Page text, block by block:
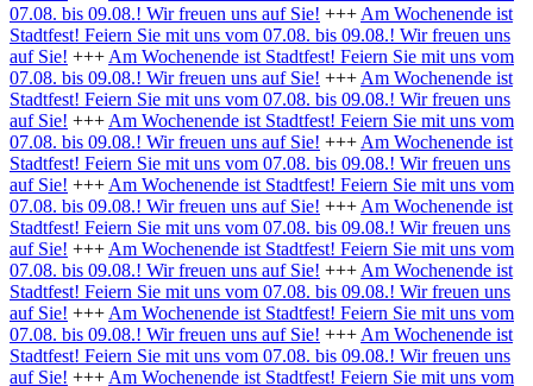
07.08. bis 09.08.! Wir freuen uns auf Sie! +++ Am Wochenende ist
Stadtfest! Feiern Sie mit uns vom 07.08. bis 09.08.! Wir freuen uns
auf Sie! +++ Am Wochenende ist Stadtfest! Feiern Sie mit uns vom
07.08. bis 09.08.! Wir freuen uns auf Sie! +++ Am Wochenende ist
Stadtfest! Feiern Sie mit uns vom 07.08. bis 09.08.! Wir freuen uns
auf Sie! +++ Am Wochenende ist Stadtfest! Feiern Sie mit uns vom
07.08. bis 09.08.! Wir freuen uns auf Sie! +++ Am Wochenende ist
Stadtfest! Feiern Sie mit uns vom 07.08. bis 09.08.! Wir freuen uns
auf Sie! +++ Am Wochenende ist Stadtfest! Feiern Sie mit uns vom
07.08. bis 09.08.! Wir freuen uns auf Sie! +++ Am Wochenende ist
Stadtfest! Feiern Sie mit uns vom 07.08. bis 09.08.! Wir freuen uns
auf Sie! +++ Am Wochenende ist Stadtfest! Feiern Sie mit uns vom
07.08. bis 09.08.! Wir freuen uns auf Sie! +++ Am Wochenende ist
Stadtfest! Feiern Sie mit uns vom 07.08. bis 09.08.! Wir freuen uns
auf Sie! +++ Am Wochenende ist Stadtfest! Feiern Sie mit uns vom
07.08. bis 09.08.! Wir freuen uns auf Sie! +++ Am Wochenende ist
Stadtfest! Feiern Sie mit uns vom 07.08. bis 09.08.! Wir freuen uns
auf Sie! +++ Am Wochenende ist Stadtfest! Feiern Sie mit uns vom